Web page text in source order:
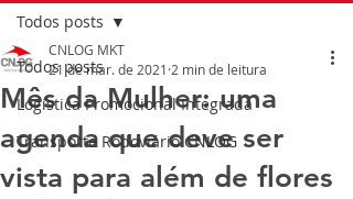
Todos posts
Logística Promocional Integrada
Transporte Rodoviário CNLOG
Todos posts
Mês da Mulher: uma
agenda que deve ser
vista para além de flores
CNLOG MKT
21 de mar. de 2021 2 min de leitura